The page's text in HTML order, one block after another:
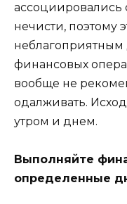
ассоциировались
нечисти, поэтому
финансовых
вообще не
одалживать.
утром и днем.
Выполняйте
определенные